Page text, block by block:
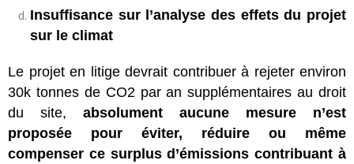
Insuffisance sur l’analyse des effets du projet
sur le climat
Le projet en litige devrait contribuer à rejeter environ
30k tonnes de CO2 par an supplémentaires au droit
du site, absolument aucune mesure n’est
proposée pour éviter, réduire ou même
compenser ce surplus d’émissions contribuant à